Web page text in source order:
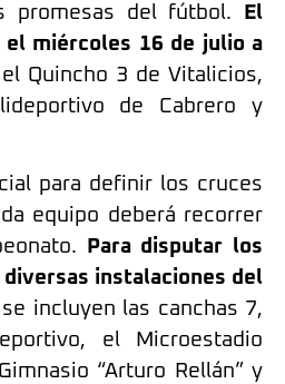
promesas del fútbol.
El
miércoles 16 de julio a
Quincho 3 de Vitalicios,
de Cabrero y
para definir los cruces
equipo deberá recorrer
Para disputar los
instalaciones del
incluyen las canchas 7,
el Microestadio
“Arturo Rellán” y